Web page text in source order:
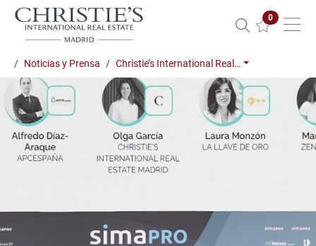
0
Noticias y Prensa Christie’s International Real…